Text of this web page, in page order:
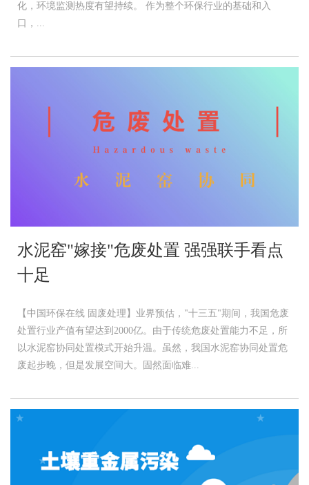
化，环境监测热度有望持续。 作为整个环保行业的基础和入
口，...
水泥窑"嫁接"危废处置 强强联手看点
十足
【中国环保在线 固废处理】业界预估，"十三五"期间，我国危废
处置行业产值有望达到2000亿。由于传统危废处置能力不足，所
以水泥窑协同处置模式开始升温。虽然，我国水泥窑协同处置危
废起步晚，但是发展空间大。固然面临难...